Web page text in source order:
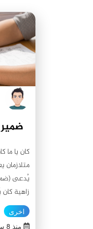
كان يا ما
متلازمان
يُدعى
زاهية
شخص ثالث
(إنسان و
اخرى
منذ 8 سنوات